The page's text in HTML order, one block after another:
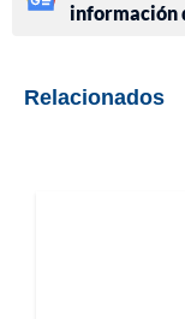
información
Relacionados